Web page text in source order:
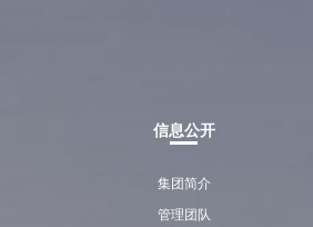
信息公开
集团简介
管理团队